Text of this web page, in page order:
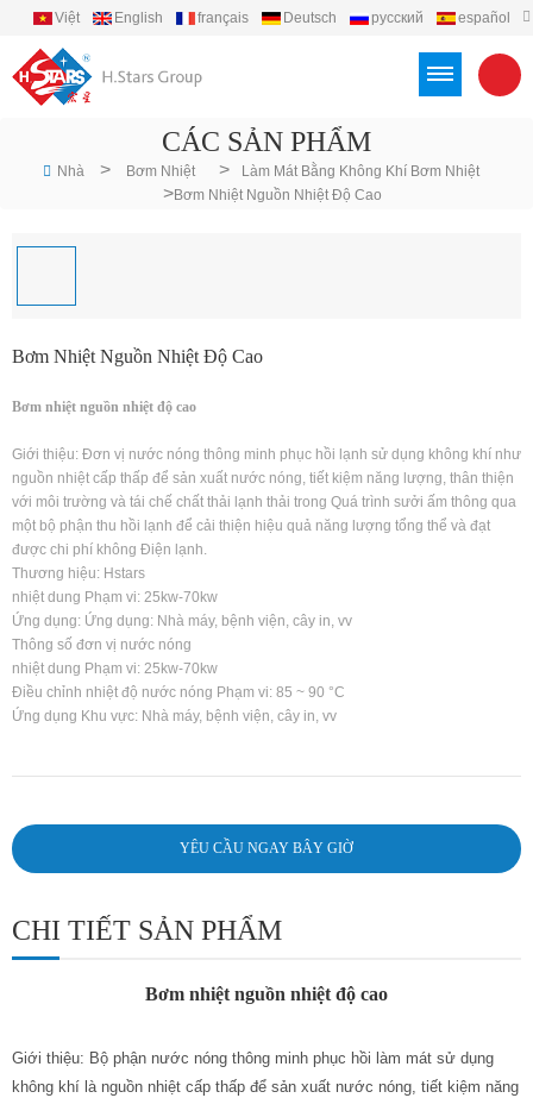
Việt English français Deutsch русский
español
CÁC SẢN PHẨM
Nhà > Bơm Nhiệt > Làm Mát Bằng Không Khí Bơm Nhiệt
>Bơm Nhiệt Nguồn Nhiệt Độ Cao
Bơm Nhiệt Nguồn Nhiệt Độ Cao
Bơm nhiệt nguồn nhiệt độ cao
Giới thiệu: Đơn vị nước nóng thông minh phục hồi lạnh sử dụng không khí như
nguồn nhiệt cấp thấp để sản xuất nước nóng, tiết kiệm năng lượng, thân thiện
với môi trường và tái chế chất thải lạnh thải trong Quá trình sưởi ấm thông qua
một bộ phận thu hồi lạnh để cải thiện hiệu quả năng lượng tổng thể và đạt
được chi phí không Điện lạnh.
Thương hiệu: Hstars
nhiệt dung Phạm vi: 25kw-70kw
Ứng dụng: Ứng dụng: Nhà máy, bệnh viện, cây in, vv
Thông số đơn vị nước nóng
nhiệt dung Phạm vi: 25kw-70kw
Điều chỉnh nhiệt độ nước nóng Phạm vi: 85 ~ 90 °C
Ứng dụng Khu vực: Nhà máy, bệnh viện, cây in, vv
YÊU CẦU NGAY BÂY GIỜ
CHI TIẾT SẢN PHẨM
Bơm nhiệt nguồn nhiệt độ cao
Giới thiệu: Bộ phận nước nóng thông minh phục hồi làm mát sử dụng
không khí là nguồn nhiệt cấp thấp để sản xuất nước nóng, tiết kiệm năng